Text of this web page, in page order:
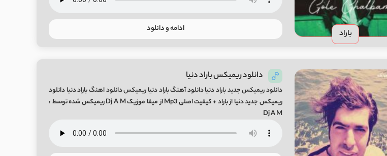
باراد ادامه و دانلود
دانلود ریمیکس باراد دنیا
دانلود ریمیکس جدید باراد دنیا دانلود آهنگ باراد دنیا ریمیکس دانلود اهنگ باراد دنیا دانلود
ریمیکس جدید دنیا از باراد + کیفیت اصلی Mp3 از میفا موزیک Dj A M ریمیکس شده توسط :
Dj A M